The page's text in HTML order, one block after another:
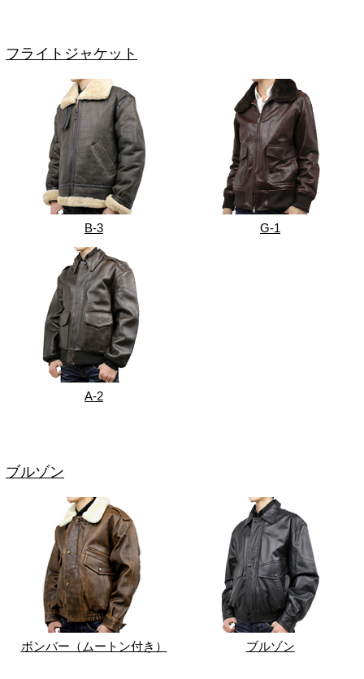
フライトジャケット
B-3 G-1
A-2
ブルゾン
ボンバー（ムートン付き） ブルゾン